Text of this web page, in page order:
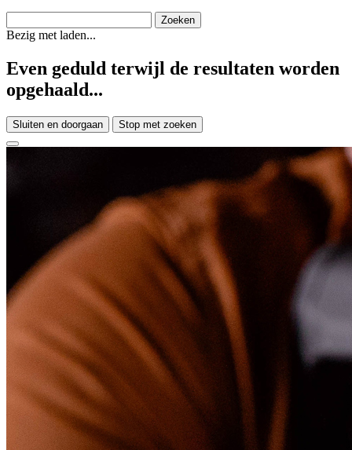
Bezig met laden...
Even geduld terwijl de resultaten worden
opgehaald...
Sluiten en doorgaan Stop met zoeken